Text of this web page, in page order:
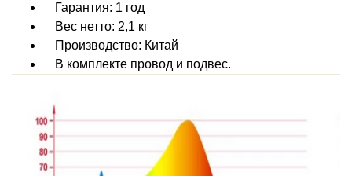
Гарантия: 1 год
Вес нетто: 2,1 кг
Производство: Китай
В комплекте провод и подвес.